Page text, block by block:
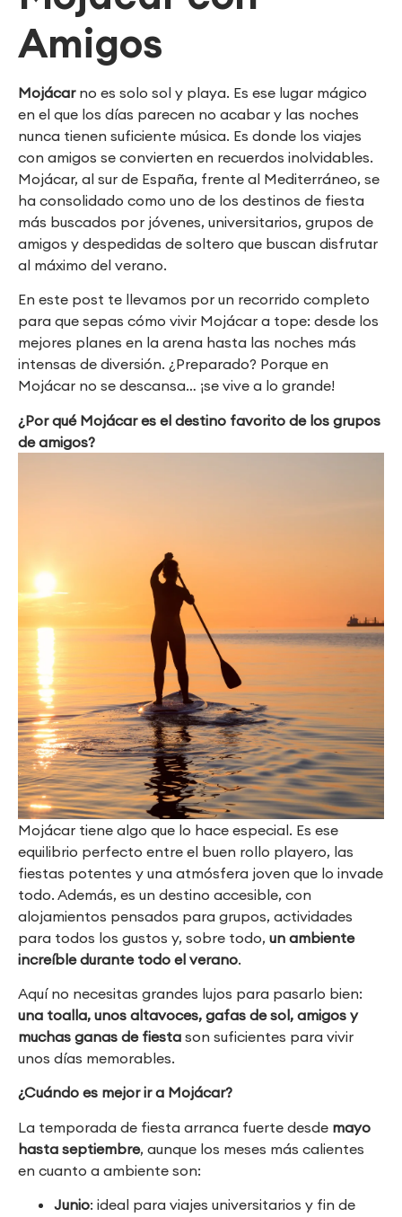
Amigos
Mojácarno es solo sol y playa. Es ese lugar mágico
en el que los días parecen no acabar y las noches
nunca tienen suficiente música. Es donde los viajes
con amigos se convierten en recuerdos inolvidables.
Mojácar, al sur de España, frente al Mediterráneo, se
ha consolidado como uno de los destinos de fiesta
más buscados por jóvenes, universitarios, grupos de
amigos y despedidas de soltero que buscan disfrutar
al máximo del verano.
En este post te llevamos por un recorrido completo
para que sepas cómo vivir Mojácar a tope: desde los
mejores planes en la arena hasta las noches más
intensas de diversión. ¿Preparado? Porque en
Mojácar no se descansa… ¡se vive a lo grande!
¿Por qué Mojácar es el destino favorito de los grupos
de amigos?
Mojácar tiene algo que lo hace especial. Es ese
equilibrio perfecto entre el buen rollo playero, las
fiestas potentes y una atmósfera joven que lo invade
todo. Además, es un destino accesible, con
alojamientos pensados para grupos, actividades
para todos los gustos y, sobre todo, un ambiente
increíble durante todo el verano.
Aquí no necesitas grandes lujos para pasarlo bien:
una toalla, unos altavoces, gafas de sol, amigos y
muchas ganas de fiesta son suficientes para vivir
unos días memorables.
¿Cuándo es mejor ir a Mojácar?
La temporada de fiesta arranca fuerte desde mayo
hasta septiembre, aunque los meses más calientes
en cuanto a ambiente son:
Junio: ideal para viajes universitarios y fin de